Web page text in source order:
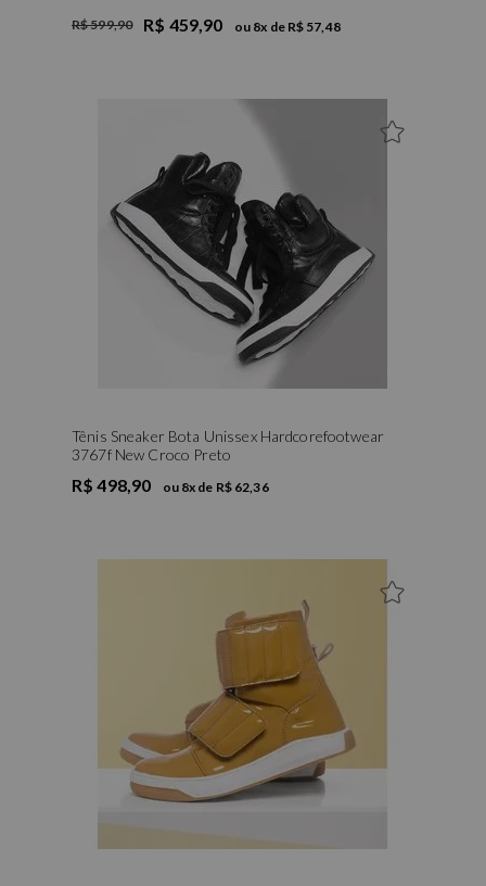
R$ 599,90 R$ 459,90 ou 8x de R$ 57,48
Tênis Sneaker Bota Unissex Hardcorefootwear
3767f New Croco Preto
R$ 498,90 ou 8x de R$ 62,36